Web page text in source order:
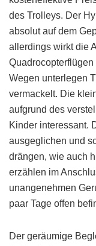
des Trolleys. Der
absolut auf dem
allerdings wirkt die
Wegen unterlegen
vermackelt. Die
aufgrund des
Kinder interessant.
ausgeglichen und
drängen, wie auch
erzählen im
unangenehmen
paar Tage offen
Der geräumige